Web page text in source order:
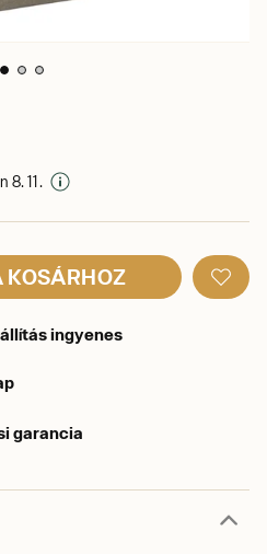
8. 11.
ingyenes
garancia